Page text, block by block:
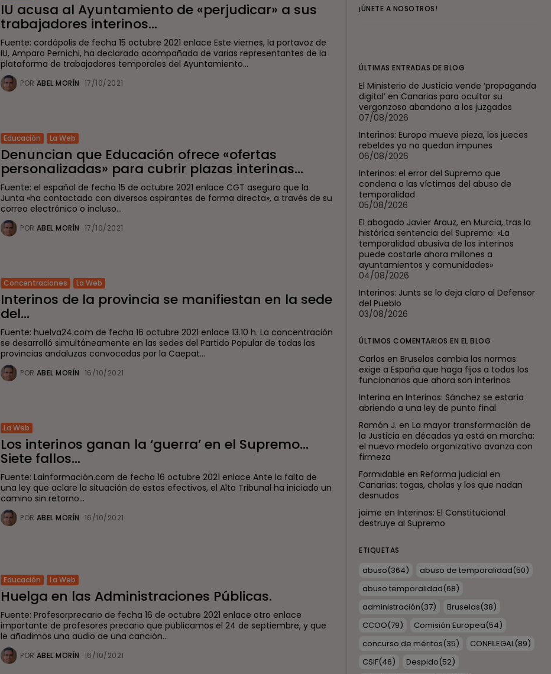
IU acusa al Ayuntamiento de «perjudicar» a sus
trabajadores interinos...
Fuente: cordópolis de fecha 15 octubre 2021 enlace Este viernes, la portavoz de
IU, Amparo Pernichi, ha declarado acompañada de varias representantes de la
plataforma de trabajadores temporales del Ayuntamiento...
POR ABEL MORÍN 17/10/2021
Educación La Web
Denuncian que Educación ofrece «ofertas
personalizadas» para cubrir plazas interinas...
Fuente: el español de fecha 15 de octubre 2021 enlace CGT asegura que la
Junta «ha contactado con diversos aspirantes de forma directa», a través de su
correo electrónico o incluso...
POR ABEL MORÍN 17/10/2021
Concentraciones La Web
Interinos de la provincia se manifiestan en la sede
del...
Fuente: huelva24.com de fecha 16 octubre 2021 enlace 13.10 h. La concentración
se desarrolló simultáneamente en las sedes del Partido Popular de todas las
provincias andaluzas convocadas por la Caepat...
POR ABEL MORÍN 16/10/2021
La Web
Los interinos ganan la ‘guerra’ en el Supremo…
Siete fallos...
Fuente: Lainformación.com de fecha 16 octubre 2021 enlace Ante la falta de
una ley que aclare la situación de estos efectivos, el Alto Tribunal ha iniciado un
camino sin retorno...
POR ABEL MORÍN 16/10/2021
Educación La Web
Huelga en las Administraciones Públicas.
Fuente: Profesorprecario de fecha 16 de octubre 2021 enlace otro enlace
importante de profesores precario que publicamos el 24 de septiembre, y que
le añadimos una audio de una canción...
POR ABEL MORÍN 16/10/2021
¡ÚNETE A NOSOTROS!
ÚLTIMAS ENTRADAS DE BLOG
El Ministerio de Justicia vende ‘propaganda
digital’ en Canarias para ocultar su
vergonzoso abandono a los juzgados
07/08/2026
Interinos: Europa mueve pieza, los jueces
rebeldes ya no quedan impunes
06/08/2026
Interinos: el error del Supremo que
condena a las víctimas del abuso de
temporalidad
05/08/2026
El abogado Javier Arauz, en Murcia, tras la
histórica sentencia del Supremo: «La
temporalidad abusiva de los interinos
puede costarle ahora millones a
ayuntamientos y comunidades»
04/08/2026
Interinos: Junts se lo deja claro al Defensor
del Pueblo
03/08/2026
ÚLTIMOS COMENTARIOS EN EL BLOG
Carlos en Bruselas cambia las normas:
exige a España que haga fijos a todos los
funcionarios que ahora son interinos
Interina en Interinos: Sánchez se estaría
abriendo a una ley de punto final
Ramón J. en La mayor transformación de
la Justicia en décadas ya está en marcha:
el nuevo modelo organizativo avanza con
firmeza
Formidable en Reforma judicial en
Canarias: togas, cholas y los que nadan
desnudos
jaime en Interinos: El Constitucional
destruye al Supremo
ETIQUETAS
abuso(364) abuso de temporalidad(50)
abuso temporalidad(68)
administración(37) Bruselas(38)
CCOO(79) Comisión Europea(54)
concurso de méritos(35) CONFILEGAL(89)
CSIF(46) Despido(52)